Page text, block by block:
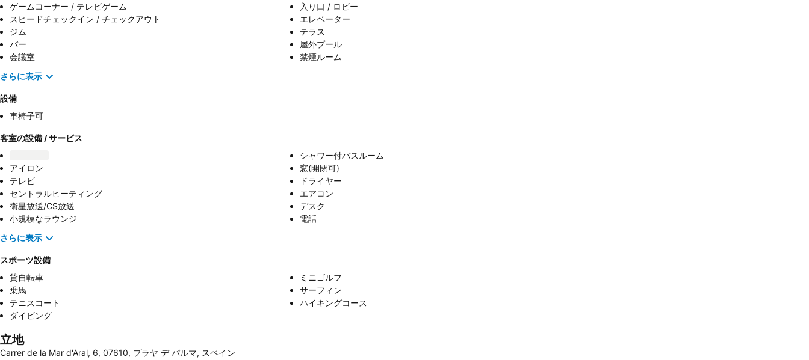
ゲームコーナー / テレビゲーム
入り口 / ロビー
スピードチェックイン / チェックアウト
エレベーター
ジム
テラス
バー
屋外プール
会議室
禁煙ルーム
さらに表示
設備
車椅子可
客室の設備 / サービス
シャワー付バスルーム
アイロン
窓(開閉可)
テレビ
ドライヤー
セントラルヒーティング
エアコン
衛星放送/CS放送
デスク
小規模なラウンジ
電話
さらに表示
スポーツ設備
貸自転車
ミニゴルフ
乗馬
サーフィン
テニスコート
ハイキングコース
ダイビング
立地
Carrer de la Mar d'Aral, 6, 07610, プラヤ デ パルマ, スペイン